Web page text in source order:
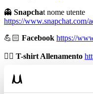
👻 Snapchat nome utente
https://www.snapchat.com/
💪🏻 Facebook https://
🏋🏻 T-shirt Allenamento
👕Abbigliamento
➡http://www.il-